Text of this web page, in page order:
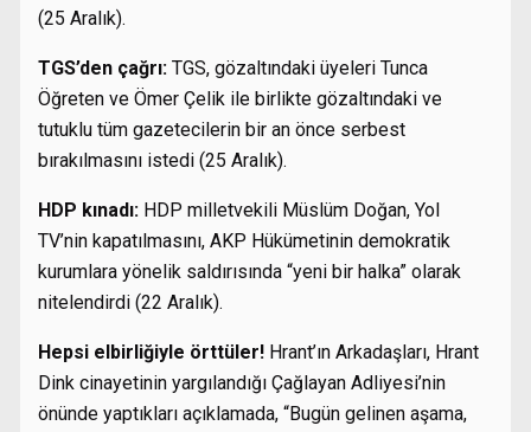
(25 Aralık).
TGS’den çağrı: TGS, gözaltındaki üyeleri Tunca
Öğreten ve Ömer Çelik ile birlikte gözaltındaki ve
tutuklu tüm gazetecilerin bir an önce serbest
bırakılmasını istedi (25 Aralık).
HDP kınadı: HDP milletvekili Müslüm Doğan, Yol
TV’nin kapatılmasını, AKP Hükümetinin demokratik
kurumlara yönelik saldırısında “yeni bir halka” olarak
nitelendirdi (22 Aralık).
Hepsi elbirliğiyle örttüler! Hrant’ın Arkadaşları, Hrant
Dink cinayetinin yargılandığı Çağlayan Adliyesi’nin
önünde yaptıkları açıklamada, “Bugün gelinen aşama,